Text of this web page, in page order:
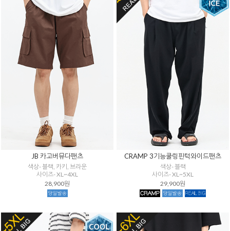
JB 카고버뮤다팬츠
색상- 블랙, 카키, 브라운
사이즈- XL~4XL
28,900원
CRAMP 3기능쿨링핀턱와이드팬츠
색상- 블랙
사이즈- XL~5XL
29,900원